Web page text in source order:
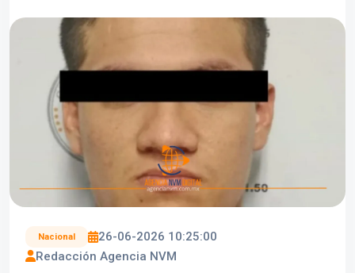
Nacional
26-06-2026 10:25:00
Redacción Agencia NVM